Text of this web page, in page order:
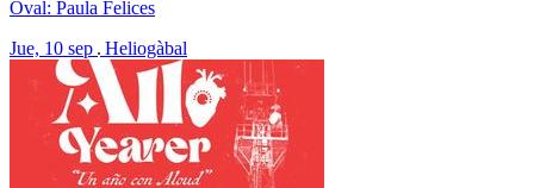
Oval: Paula Felices
Jue, 10 sep Heliogàbal